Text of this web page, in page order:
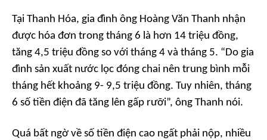
Tại Thanh Hóa, gia đình ông Hoàng Văn Thanh nhận
được hóa đơn trong tháng 6 là hơn 14 triệu đồng,
tăng 4,5 triệu đồng so với tháng 4 và tháng 5. “Do gia
đình sản xuất nước lọc đóng chai nên trung bình mỗi
tháng hết khoảng 9- 9,5 triệu đồng. Tuy nhiên, tháng
6 số tiền điện đã tăng lên gấp rưỡi”, ông Thanh nói.
Quá bất ngờ về số tiền điện cao ngất phải nộp, nhiều